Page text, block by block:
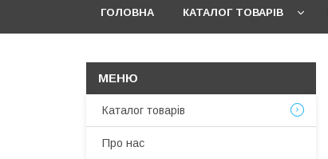
ГОЛОВНА КАТАЛОГ ТОВАРІВ
Каталог товарів
Про нас